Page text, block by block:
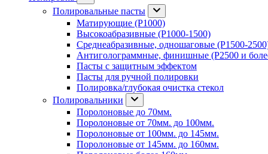
Полировальные пасты
Матирующие (P1000)
Высокоабразивные (P1000-1500)
Среднеабразивные, одношаговые (P1500-
Антиголограммные, финишные (P2500 и
Пасты с защитным эффектом
Пасты для ручной полировки
Полировка/глубокая очистка стекол
Полировальники
Поролоновые до 70мм.
Поролоновые от 70мм. до 100мм.
Поролоновые от 100мм. до 145мм.
Поролоновые от 145мм. до 160мм.